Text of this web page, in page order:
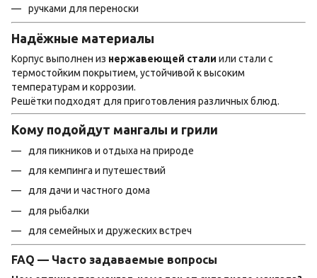
ручками для переноски
Надёжные материалы
Корпус выполнен из нержавеющей стали или стали с
термостойким покрытием, устойчивой к высоким
температурам и коррозии.
Решётки подходят для приготовления различных блюд.
Кому подойдут мангалы и грили
для пикников и отдыха на природе
для кемпинга и путешествий
для дачи и частного дома
для рыбалки
для семейных и дружеских встреч
FAQ — Часто задаваемые вопросы